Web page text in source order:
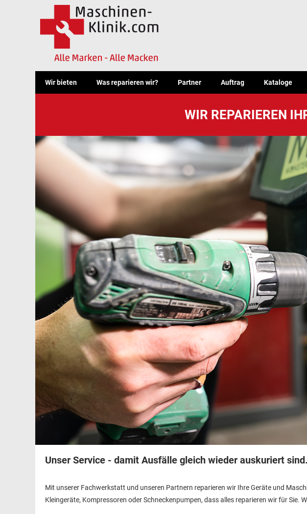
Wir bieten Was reparieren wir? Partner Auftrag Kataloge
WIR REPARIEREN
Unser Service - damit Ausfälle gleich wieder auskuriert sind.
Mit unserer Fachwerkstatt und unseren Partnern reparieren wir Ihre Geräte und
Kleingeräte, Kompressoren oder Schneckenpumpen, dass alles reparieren wir für Sie.